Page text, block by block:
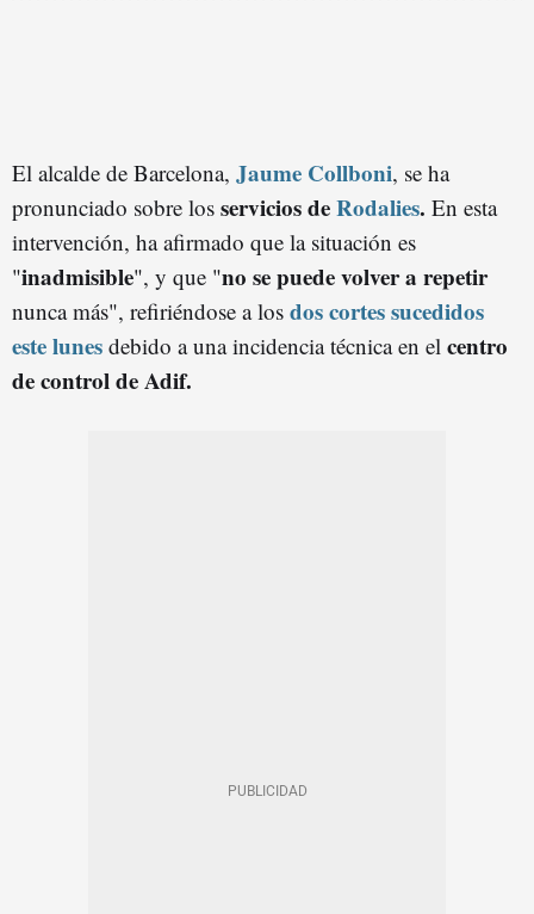
El alcalde de Barcelona, Jaume Collboni, se ha
pronunciado sobre los servicios deRodalies. En esta
intervención, ha afirmado que la situación es
"inadmisible", y que "no se puede volver a repetir
nunca más", refiriéndose a los dos cortes sucedidos
este lunes debido a una incidencia técnica en el centro
de control de Adif.